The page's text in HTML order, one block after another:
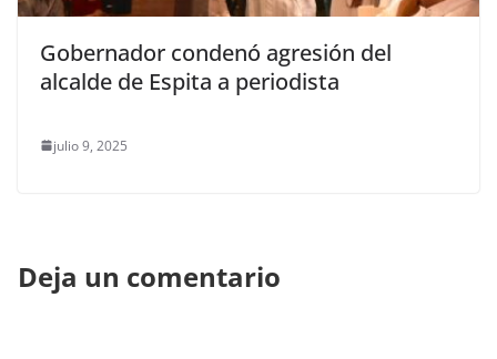
Gobernador condenó agresión del
alcalde de Espita a periodista
julio 9, 2025
Deja un comentario